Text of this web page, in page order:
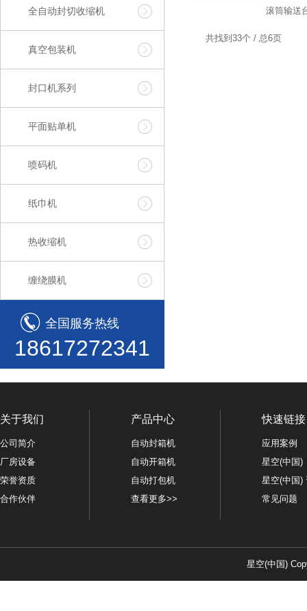
全自动封切收缩机
真空包装机
封口机系列
平面贴单机
喷码机
纸巾机
热收缩机
缠绕膜机
全国服务热线
18617272341
滚筒输送
共找到33个 / 总6页
关于我们
公司简介
厂房设备
荣誉资质
合作伙伴
产品中心
自动封箱机
自动开箱机
自动打包机
查看更多>>
快速链接
应用案例
星空(中国)
星空(中国)
常见问题
星空(中国)